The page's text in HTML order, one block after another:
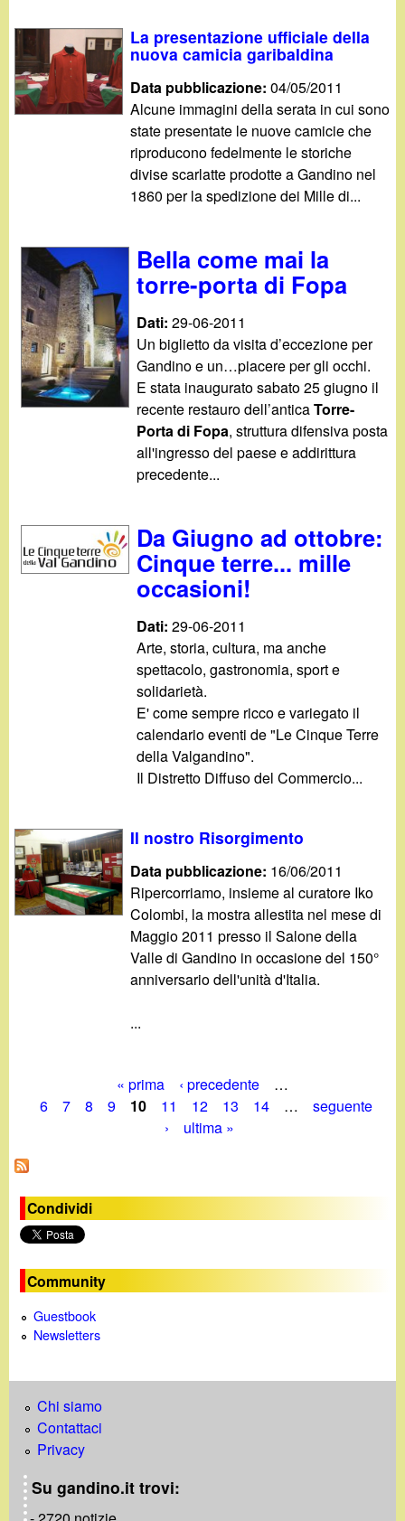
La presentazione ufficiale della
nuova camicia garibaldina
Data pubblicazione:04/05/2011
Alcune immagini della serata in cui sono
state presentate le nuove camicie che
riproducono fedelmente le storiche
divise scarlatte prodotte a Gandino nel
1860 per la spedizione dei Mille di...
Bella come mai la
torre-porta di Fopa
Dati:29-06-2011
Un biglietto da visita d’eccezione per
Gandino e un…piacere per gli occhi.
E stata inaugurato sabato 25 giugno il
recente restauro dell’anticaTorre-
Porta di Fopa, struttura difensiva posta
all'ingresso del paese e addirittura
precedente...
Da Giugno ad ottobre:
Cinque terre... mille
occasioni!
Dati:29-06-2011
Arte, storia, cultura, ma anche
spettacolo, gastronomia, sport e
solidarietà.
E' come sempre ricco e variegato il
calendario eventi de "Le Cinque Terre
della Valgandino".
Il Distretto Diffuso del Commercio...
Il nostro Risorgimento
Data pubblicazione: 16/06/2011
Ripercorriamo, insieme al curatore Iko
Colombi, la mostra allestita nel mese di
Maggio 2011 presso il Salone della
Valle di Gandino in occasione del 150°
anniversario dell'unità d'Italia.
...
g
i
n
e
« prima ‹ precedente
…
6
7 8 9 10 11 12 13 14 …
seguente
›
ultima »
Condividi
Community
Guestbook
Newsletters
Chi siamo
Contattaci
Privacy
Su gandino.it trovi: